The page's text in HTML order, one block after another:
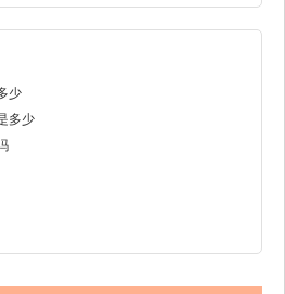
少
多少